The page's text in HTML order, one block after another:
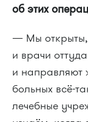
об этих
— Мы открыты,
и врачи
и направляют
больных всё-
лечебные